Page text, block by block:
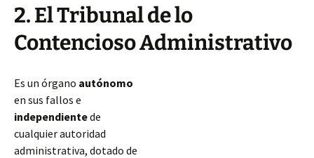
2. El Tribunal de lo
Contencioso Administrativo
Es un órgano autónomo
en sus fallos e
independientede
cualquier autoridad
administrativa, dotado de